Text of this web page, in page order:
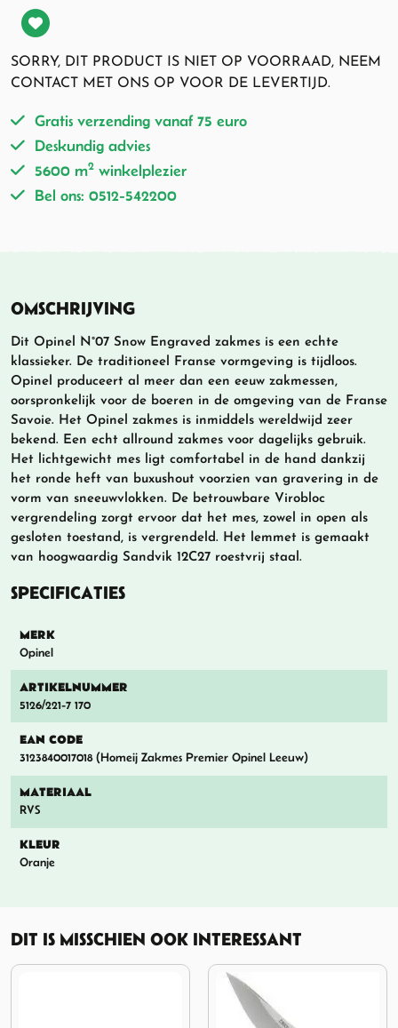
SORRY, DIT PRODUCT IS NIET OP VOORRAAD, NEEM
CONTACT MET ONS OP VOOR DE LEVERTIJD.
Gratis verzending vanaf 75 euro
Deskundig advies
5600 m2 winkelplezier
Bel ons: 0512-542200
OMSCHRIJVING
Dit Opinel N°07 Snow Engraved zakmes is een echte
klassieker. De traditioneel Franse vormgeving is tijdloos.
Opinel produceert al meer dan een eeuw zakmessen,
oorspronkelijk voor de boeren in de omgeving van de Franse
Savoie. Het Opinel zakmes is inmiddels wereldwijd zeer
bekend. Een echt allround zakmes voor dagelijks gebruik.
Het lichtgewicht mes ligt comfortabel in de hand dankzij
het ronde heft van buxushout voorzien van gravering in de
vorm van sneeuwvlokken. De betrouwbare Virobloc
vergrendeling zorgt ervoor dat het mes, zowel in open als
gesloten toestand, is vergrendeld. Het lemmet is gemaakt
van hoogwaardig Sandvik 12C27 roestvrij staal.
SPECIFICATIES
MERK
Opinel
ARTIKELNUMMER
5126/221-7 170
EAN CODE
3123840017018 (Homeij Zakmes Premier Opinel Leeuw)
MATERIAAL
RVS
KLEUR
Oranje
DIT IS MISSCHIEN OOK INTERESSANT